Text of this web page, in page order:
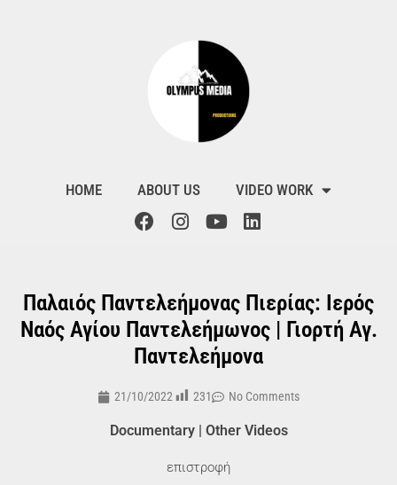
HOME ABOUT US VIDEO WORK
Παλαιός Παντελεήμονας Πιερίας: Ιερός
Ναός Αγίου Παντελεήμωνος | Γιορτή Αγ.
Παντελεήμονα
21/10/2022 231 No Comments
Documentary| Other Videos
επιστροφή